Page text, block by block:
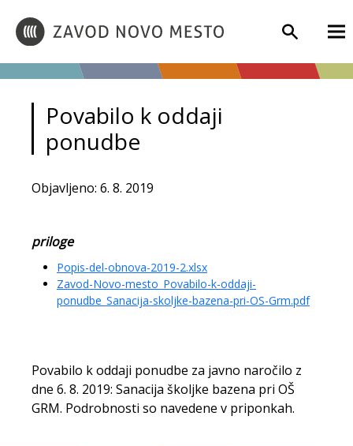
Povabilo k oddaji
ponudbe
Objavljeno: 6. 8. 2019
priloge
Popis-del-obnova-2019-2.xlsx
Zavod-Novo-mesto_Povabilo-k-oddaji-
ponudbe_Sanacija-skoljke-bazena-pri-OS-Grm.pdf
Povabilo k oddaji ponudbe za javno naročilo z
dne 6. 8. 2019: Sanacija školjke bazena pri OŠ
GRM. Podrobnosti so navedene v priponkah.